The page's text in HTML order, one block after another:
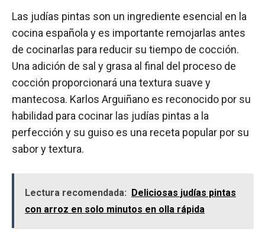
Las judías pintas son un ingrediente esencial en la
cocina española y es importante remojarlas antes
de cocinarlas para reducir su tiempo de cocción.
Una adición de sal y grasa al final del proceso de
cocción proporcionará una textura suave y
mantecosa. Karlos Arguiñano es reconocido por su
habilidad para cocinar las judías pintas a la
perfección y su guiso es una receta popular por su
sabor y textura.
Lectura recomendada: Deliciosas judías pintas
con arroz en solo minutos en olla rápida